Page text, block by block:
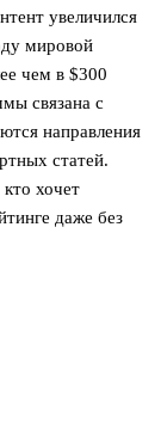
увеличился
мировой
чем в $300
связана с
направления
статей.
хочет
даже без